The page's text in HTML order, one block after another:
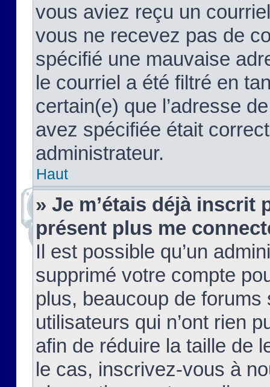
vous aviez reçu un
vous ne recevez pas de
spécifié une mauvaise
le courriel a été filtré en
certain(e) que l’adresse
avez spécifiée était
administrateur.
Haut
» Je m’étais déjà inscrit
présent plus me
Il est possible qu’un
supprimé votre compte
plus, beaucoup de
utilisateurs qui n’ont rien
afin de réduire la taille de
le cas, inscrivez-vous à